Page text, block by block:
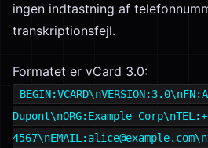
ingen indtastning af
transkriptionsfejl.
Formatet er vCard 3.0:
Dupont\nORG:Example